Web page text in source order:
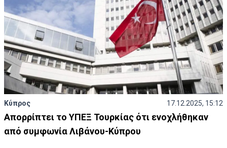
Κύπρος 17.12.2025, 15:12
Απορρίπτει το ΥΠΕΞ Τουρκίας ότι ενοχλήθηκαν
από συμφωνία Λιβάνου-Κύπρου